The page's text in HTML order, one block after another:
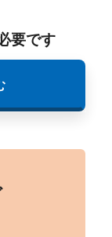
要です